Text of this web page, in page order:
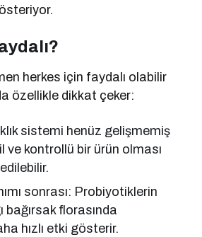
herkes için faydalı olabilir
özellikle dikkat çeker:
sistemi henüz gelişmemiş
ve kontrollü bir ürün olması
sonrası: Probiyotiklerin
florasında
hızlı etki gösterir.